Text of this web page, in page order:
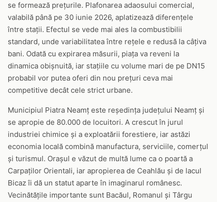
se formează prețurile. Plafonarea adaosului comercial,
valabilă până pe 30 iunie 2026, aplatizează diferențele
între stații. Efectul se vede mai ales la combustibilii
standard, unde variabilitatea între rețele e redusă la câțiva
bani. Odată cu expirarea măsurii, piața va reveni la
dinamica obișnuită, iar stațiile cu volume mari de pe DN15
probabil vor putea oferi din nou prețuri ceva mai
competitive decât cele strict urbane.
Municipiul Piatra Neamț este reședința județului Neamț și
se apropie de 80.000 de locuitori. A crescut în jurul
industriei chimice și a exploatării forestiere, iar astăzi
economia locală combină manufactura, serviciile, comerțul
și turismul. Orașul e văzut de multă lume ca o poartă a
Carpaților Orientali, iar apropierea de Ceahlău și de lacul
Bicaz îi dă un statut aparte în imaginarul românesc.
Vecinătățile importante sunt Bacăul, Romanul și Târgu